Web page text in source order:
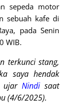
sepeda motor
sebuah kafe di
pada Senin
WIB.
terkunci stang,
saya hendak
ujarNindisaat
(4/6/2025).